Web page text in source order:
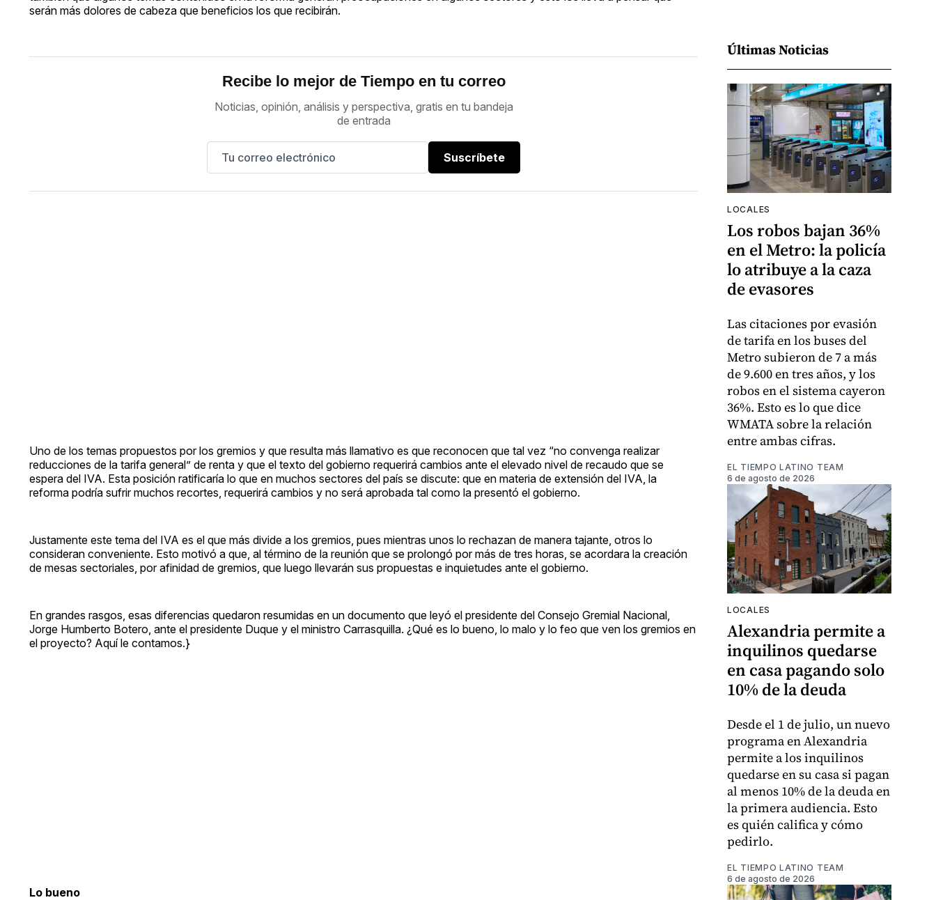
serán más dolores de cabeza que beneficios los que recibirán.
Recibe lo mejor de Tiempo en tu correo
Noticias, opinión, análisis y perspectiva, gratis en tu bandeja
de entrada
Suscríbete
Uno de los temas propuestos por los gremios y que resulta más llamativo es que reconocen que tal vez “no convenga realizar
reducciones de la tarifa general” de renta y que el texto del gobierno requerirá cambios ante el elevado nivel de recaudo que se
espera del IVA. Esta posición ratificaría lo que en muchos sectores del país se discute: que en materia de extensión del IVA, la
reforma podría sufrir muchos recortes, requerirá cambios y no será aprobada tal como la presentó el gobierno.
Justamente este tema del IVA es el que más divide a los gremios, pues mientras unos lo rechazan de manera tajante, otros lo
consideran conveniente. Esto motivó a que, al término de la reunión que se prolongó por más de tres horas, se acordara la creación
de mesas sectoriales, por afinidad de gremios, que luego llevarán sus propuestas e inquietudes ante el gobierno.
En grandes rasgos, esas diferencias quedaron resumidas en un documento que leyó el presidente del Consejo Gremial Nacional,
Jorge Humberto Botero, ante el presidente Duque y el ministro Carrasquilla. ¿Qué es lo bueno, lo malo y lo feo que ven los gremios en
el proyecto? Aquí le contamos.}
Lo bueno
Últimas Noticias
LOCALES
Los robos bajan 36%
en el Metro: la policía
lo atribuye a la caza
de evasores
Las citaciones por evasión
de tarifa en los buses del
Metro subieron de 7 a más
de 9.600 en tres años, y los
robos en el sistema cayeron
36%. Esto es lo que dice
WMATA sobre la relación
entre ambas cifras.
EL TIEMPO LATINO TEAM
6 de agosto de 2026
LOCALES
Alexandria permite a
inquilinos quedarse
en casa pagando solo
10% de la deuda
Desde el 1 de julio, un nuevo
programa en Alexandria
permite a los inquilinos
quedarse en su casa si pagan
al menos 10% de la deuda en
la primera audiencia. Esto
es quién califica y cómo
pedirlo.
EL TIEMPO LATINO TEAM
6 de agosto de 2026